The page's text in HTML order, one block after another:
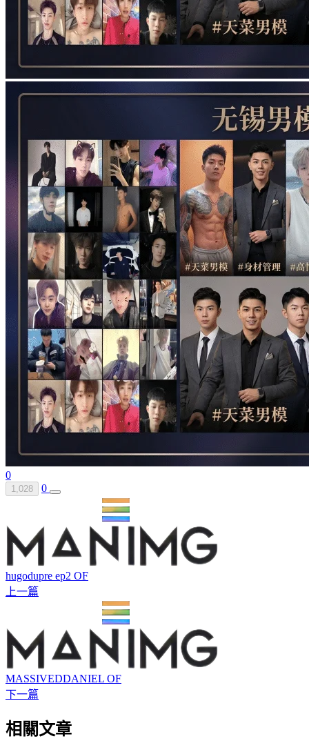
0
1,028 0
hugodupre ep2 OF
上一篇
MASSIVEDDANIEL OF
下一篇
相關文章